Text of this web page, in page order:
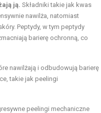
ją. Składniki takie jak kwas
nawilża, natomiast
Peptydy, w tym peptydy
barierę ochronną, co
nawilżają i odbudowują barierę
takie jak peelingi
peelingi mechaniczne